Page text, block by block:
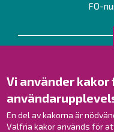
Vi använder
En del av kakorna är
Valfria kakor används för
FO-